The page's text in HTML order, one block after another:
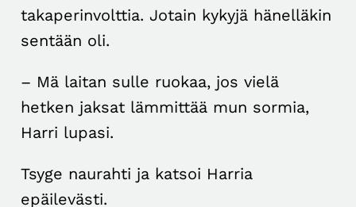
takaperinvolttia. Jotain kykyjä hänelläkin
sentään oli.
– Mä laitan sulle ruokaa, jos vielä
hetken jaksat lämmittää mun sormia,
Harri lupasi.
Tsyge naurahti ja katsoi Harria
epäilevästi.